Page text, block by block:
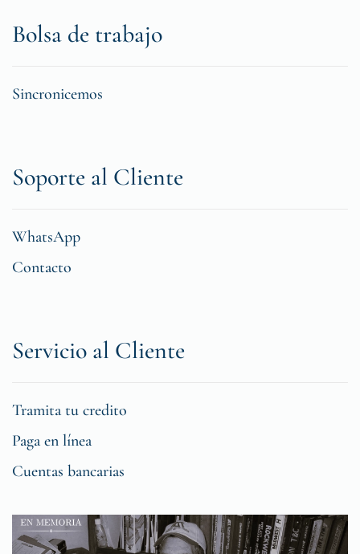
Bolsa de trabajo
Sincronicemos
Soporte al Cliente
WhatsApp
Contacto
Servicio al Cliente
Tramita tu credito
Paga en línea
Cuentas bancarias